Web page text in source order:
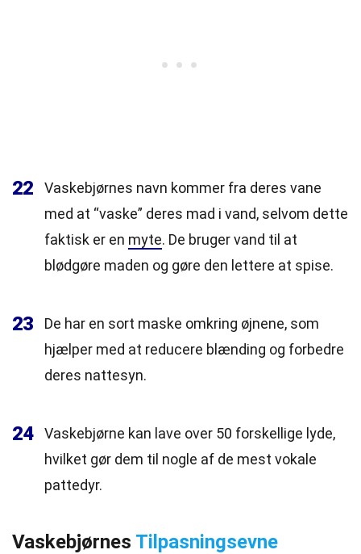
22
Vaskebjørnes navn kommer fra deres vane
med at “vaske” deres mad i vand, selvom dette
faktisk er en myte. De bruger vand til at
blødgøre maden og gøre den lettere at spise.
23
De har en sort maske omkring øjnene, som
hjælper med at reducere blænding og forbedre
deres nattesyn.
24
Vaskebjørne kan lave over 50 forskellige lyde,
hvilket gør dem til nogle af de mest vokale
pattedyr.
Vaskebjørnes Tilpasningsevne